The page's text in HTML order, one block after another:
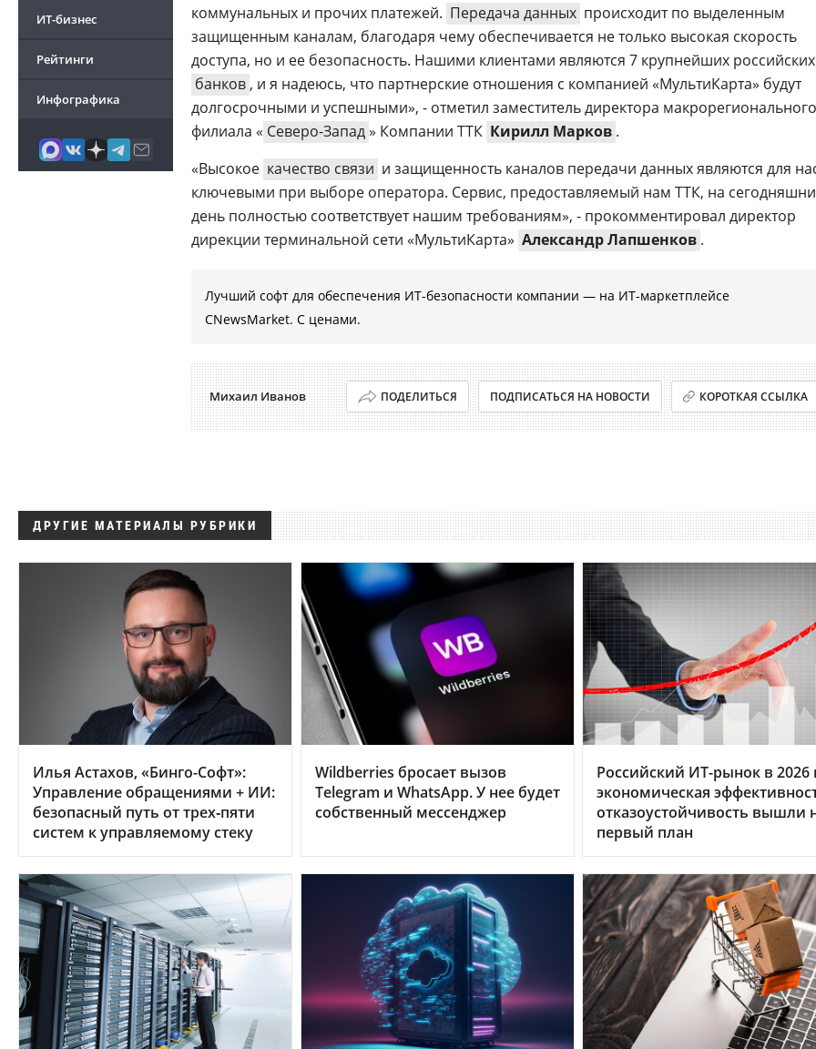
ИТ-бизнес
Рейтинги
Инфографика
коммунальных и прочих платежей. Передача данных происходит по выделенным
защищенным каналам, благодаря чему обеспечивается не только высокая скорость
доступа, но и ее безопасность. Нашими клиентами являются 7 крупнейших российских
банков , и я надеюсь, что партнерские отношения с компанией «МультиКарта» будут
долгосрочными и успешными», - отметил заместитель директора макрорегионального
филиала « Северо-Запад» Компании ТТК Кирилл Марков .
«Высокое качество связи и защищенность каналов передачи данных являются для
ключевыми при выборе оператора. Сервис, предоставляемый нам ТТК, на
день полностью соответствует нашим требованиям», - прокомментировал директор
дирекции терминальной сети «МультиКарта» Александр Лапшенков .
Лучший софт для обеспечения ИТ-безопасности компании ― на ИТ-маркетплейсе
CNewsMarket. С ценами.
Михаил Иванов ПОДЕЛИТЬСЯ ПОДПИСАТЬСЯ НА НОВОСТИ КОРОТКАЯ ССЫЛКА
ДРУГИЕ МАТЕРИАЛЫ РУБРИКИ
Илья Астахов, «Бинго-Софт»:
Управление обращениями + ИИ:
безопасный путь от трех‑пяти
систем к управляемому стеку
Wildberries бросает вызов
Telegram и WhatsApp. У нее будет
собственный мессенджер
Российский ИТ-рынок в 2026
экономическая
отказоустойчивость вышли
первый план